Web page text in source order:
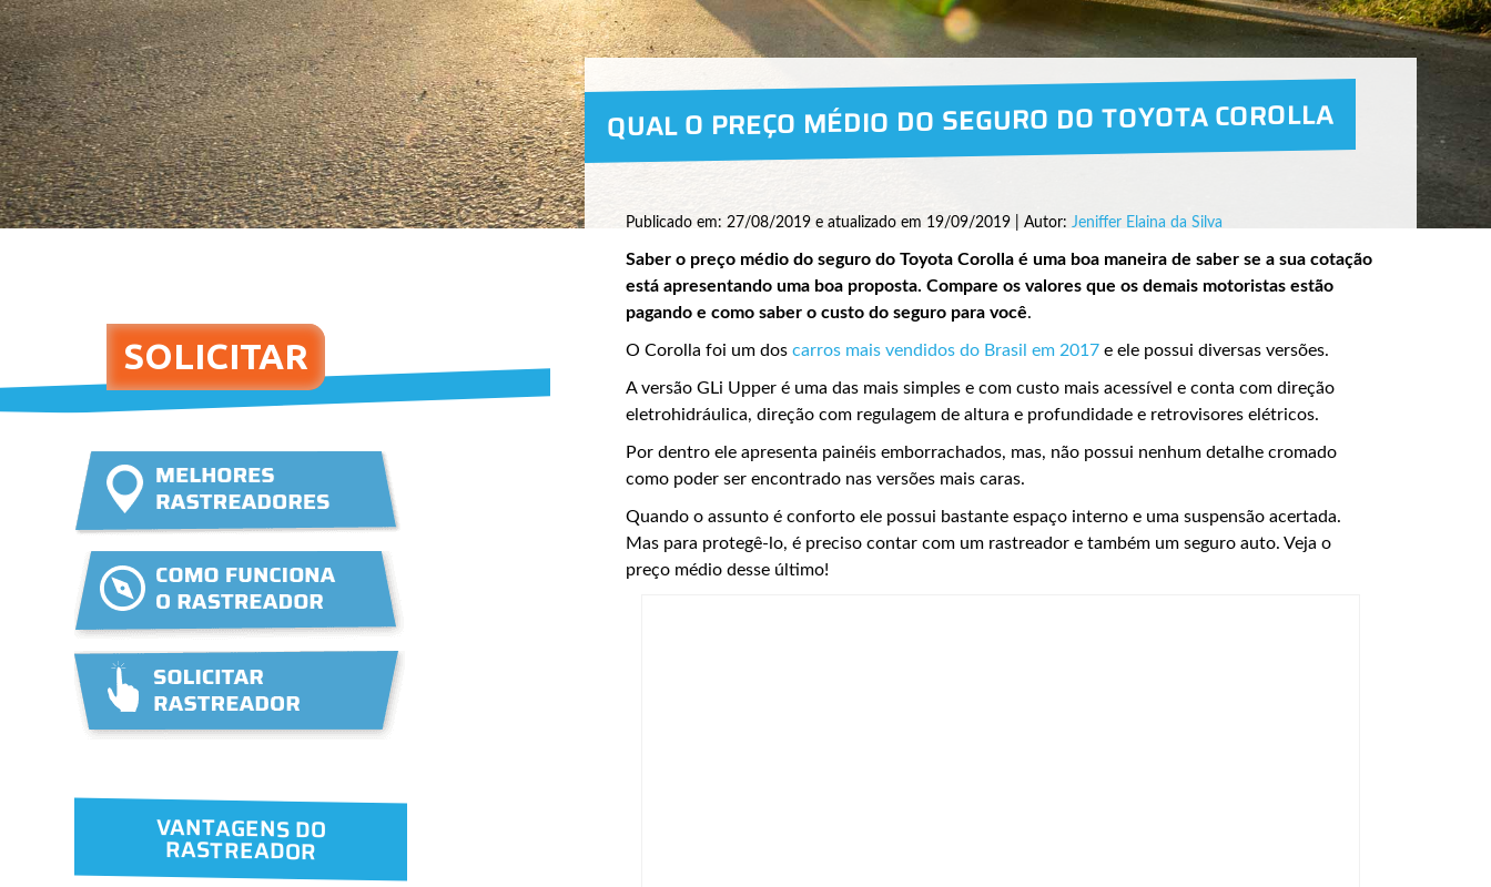
QUAL O PREÇO MÉDIO DO SEGURO DO TOYOTA COROLLA
Publicado em: 27/08/2019 e atualizado em 19/09/2019 | Autor: Jeniffer Elaina da Silva
Saber o preço médio do seguro do Toyota Corolla é uma boa maneira de saber se a sua cotação
está apresentando uma boa proposta. Compare os valores que os demais motoristas estão
pagando e como saber o custo do seguro para você.
O Corolla foi um doscarros mais vendidos do Brasil em 2017 e ele possui diversas versões.
A versão GLi Upper é uma das mais simples e com custo mais acessível e conta com direção
eletrohidráulica, direção com regulagem de altura e profundidade e retrovisores elétricos.
Por dentro ele apresenta painéis emborrachados, mas, não possui nenhum detalhe cromado
como poder ser encontrado nas versões mais caras.
Quando o assunto é conforto ele possui bastante espaço interno e uma suspensão acertada.
Mas para protegê-lo, é preciso contar com um rastreador e também um seguro auto. Veja o
preço médio desse último!
VANTAGENS DO
RASTREADOR